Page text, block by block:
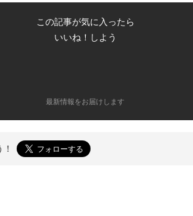
この記事が気に入ったら
いいね！しよう
最新情報をお届けします